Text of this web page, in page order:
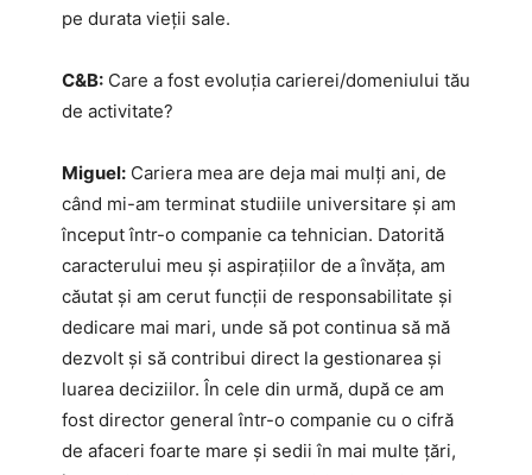
pe durata vieții sale.
C&B: Care a fost evoluția carierei/domeniului tău
de activitate?
Miguel: Cariera mea are deja mai mulți ani, de
când mi-am terminat studiile universitare și am
început într-o companie ca tehnician. Datorită
caracterului meu și aspirațiilor de a învăța, am
căutat și am cerut funcții de responsabilitate și
dedicare mai mari, unde să pot continua să mă
dezvolt și să contribui direct la gestionarea și
luarea deciziilor. În cele din urmă, după ce am
fost director general într-o companie cu o cifră
de afaceri foarte mare și sedii în mai multe țări,